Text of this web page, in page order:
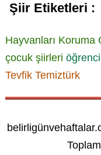
Şiir Etiketleri :
Hayvanları Koruma
çocuk şiirleri
Tevfik Temiztürk